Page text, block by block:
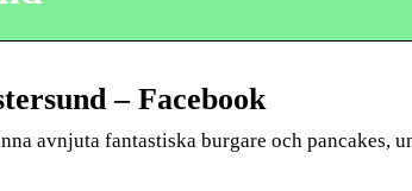
– Facebook
avnjuta fantastiska burgare och pancakes,